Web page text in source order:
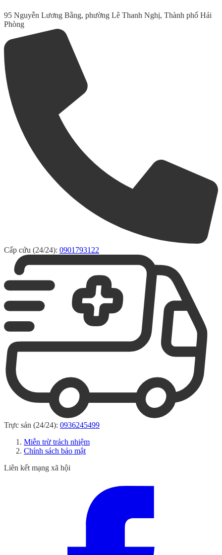
95 Nguyễn Lương Bằng, phường Lê Thanh Nghị, Thành phố Hải
Phòng
Cấp cứu (24/24): 0901793122
Trực sản (24/24): 0936245499
Miễn trừ trách nhiệm
Chính sách bảo mật
Liên kết mạng xã hội